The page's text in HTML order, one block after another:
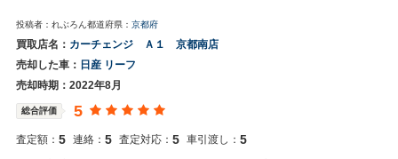
投稿者：れぶろん都道府県： 京都府
買取店名： カーチェンジ Ａ１ 京都南店
売却した車： 日産 リーフ
売却時期：2022年8月
総合評価 5
査定額： 5 連絡： 5 査定対応： 5 車引渡し： 5